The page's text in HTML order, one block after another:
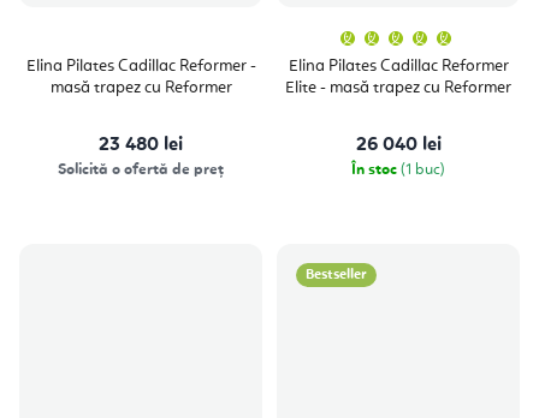
Elina Pilates Cadillac Reformer -
masă trapez cu Reformer
23 480 lei
Solicită o ofertă de preț
Elina Pilates Cadillac Reformer
Elite - masă trapez cu Reformer
a
este
26 040 lei
În stoc (1 buc)
Bestseller